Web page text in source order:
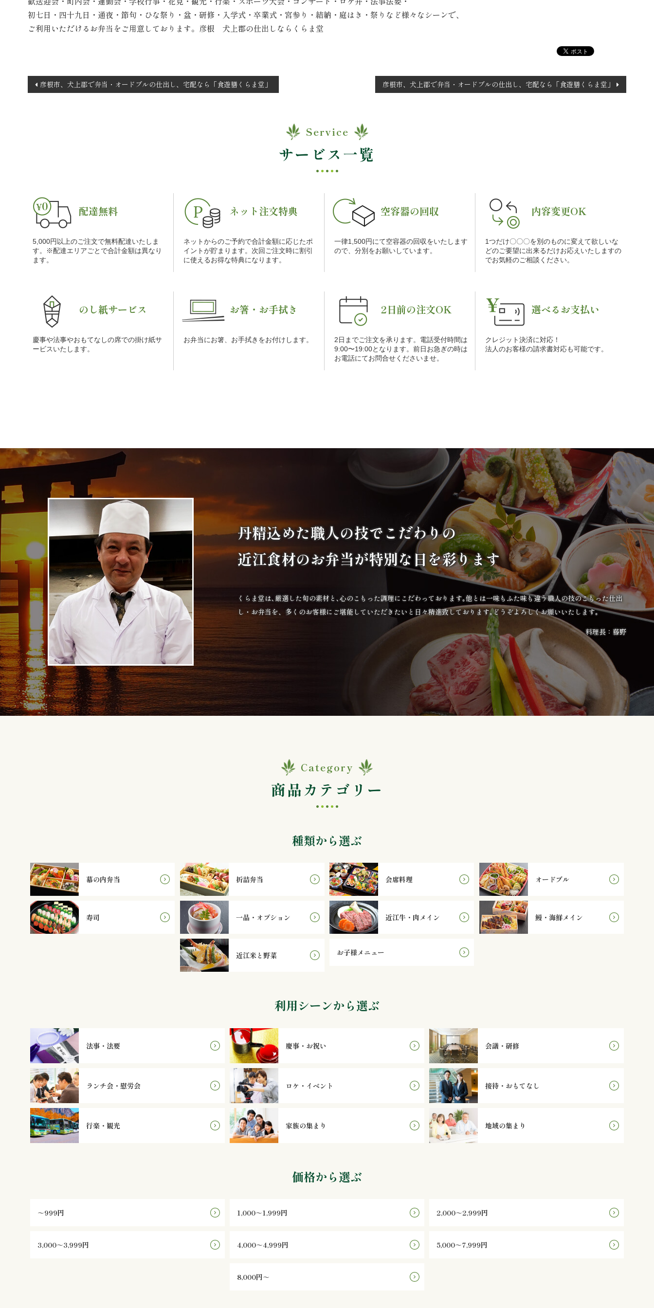
初七日・四十九日・通夜・節句・ひな祭り・盆・研修・入学式・卒業式・宮参り・結納・庭はき・祭りなど様々なシーンで、
ご利用いただけるお弁当をご用意しております。彦根 犬上郡の仕出しならくらま堂
投
稿
彦根市、犬上郡で弁当・オードブルの仕出し、宅配なら「食遊膳くらま堂」 彦根市、犬上郡で弁当・オードブルの仕出し、宅配なら「食遊膳くらま堂」
Service
サービス一覧
配達無料
5,000円以上のご注文で無料配達いたしま
す。※配達エリアごとで合計金額は異なり
ます。
ネット注文特典
ネットからのご予約で合計金額に応じたポ
イントが貯まります。次回ご注文時に割引
に使えるお得な特典になります。
空容器の回収
一律1,500円にて空容器の回収をいたします
ので、分別をお願いしています。
内容変更OK
1つだけ〇〇〇を別のものに変えて欲しいな
どのご要望に出来るだけお応えいたしますの
でお気軽のご相談ください。
のし紙サービス
慶事や法事やおもてなしの席での掛け紙サ
ービスいたします。
お箸・お手拭き
お弁当にお箸、お手拭きをお付けします。
2日前の注文OK
2日までご注文を承ります。電話受付時間は
9:00〜19:00となります。前日お急ぎの時は
お電話にてお問合せくださいませ。
選べるお支払い
クレジット決済に対応！
法人のお客様の請求書対応も可能です。
丹精込めた職人の技でこだわりの
近江食材のお弁当が特別な日を彩ります
くらま堂は､厳選した旬の素材と､心のこもった調理にこだわっております｡他とは一味もふた味も違う職人の技のこもった仕出
し・お弁当を、多くのお客様にご堪能していただきたいと日々精進致しております｡どうぞよろしくお願いいたします｡
料理長：藤野
Category
商品カテゴリー
種類から選ぶ
幕の内弁当 折詰弁当 会席料理 オードブル
寿司 一品・オプション 近江牛・肉メイン 鰻・海鮮メイン
近江米と野菜 お子様メニュー
利用シーンから選ぶ
法事・法要 慶事・お祝い 会議・研修
ランチ会・慰労会 ロケ・イベント 接待・おもてなし
行楽・観光 家族の集まり 地域の集まり
価格から選ぶ
～999円 1,000～1,999円 2,000～2,999円
3,000～3,999円 4,000～4,999円 5,000～7,999円
8,000円～